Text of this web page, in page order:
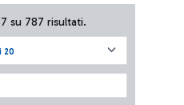
da Roma Fiumicino
omaggio?
20
su 787 risultati.